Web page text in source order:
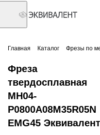
Главная Каталог Фрезы по
Фреза
твердосплавная
MH04-
P0800A08M35R05N
EMG45 Эквивалент